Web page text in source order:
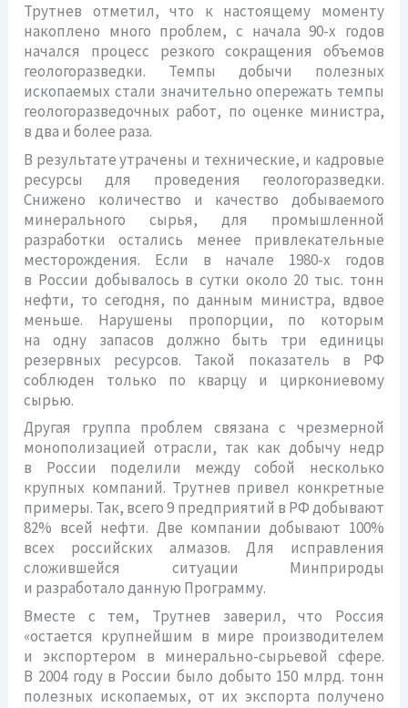
Трутнев отметил, что к настоящему моменту
накоплено много проблем, с начала 90-х годов
начался процесс резкого сокращения объемов
геологоразведки. Темпы добычи полезных
ископаемых стали значительно опережать темпы
геологоразведочных работ, по оценке министра,
в два и более раза.
В результате утрачены и технические, и кадровые
ресурсы для проведения геологоразведки.
Снижено количество и качество добываемого
минерального сырья, для промышленной
разработки остались менее привлекательные
месторождения. Если в начале 1980-х годов
в России добывалось в сутки около 20 тыс. тонн
нефти, то сегодня, по данным министра, вдвое
меньше. Нарушены пропорции, по которым
на одну запасов должно быть три единицы
резервных ресурсов. Такой показатель в РФ
соблюден только по кварцу и циркониевому
сырью.
Другая группа проблем связана с чрезмерной
монополизацией отрасли, так как добычу недр
в России поделили между собой несколько
крупных компаний. Трутнев привел конкретные
примеры. Так, всего 9 предприятий в РФ добывают
82% всей нефти. Две компании добывают 100%
всех российских алмазов. Для исправления
сложившейся ситуации Минприроды
и разработало данную Программу.
Вместе с тем, Трутнев заверил, что Россия
«остается крупнейшим в мире производителем
и экспортером в минерально-сырьевой сфере.
В 2004 году в России было добыто 150 млрд. тонн
полезных ископаемых, от их экспорта получено